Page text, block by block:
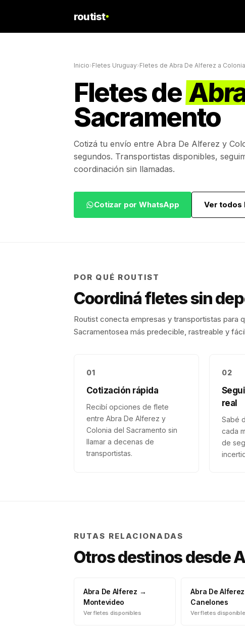
routist
Inicio›Fletes Uruguay›Fletes de Abra De Alferez a
Fletes de
Sacramento
Cotizá tu envío entre Abra De Alferez y
segundos. Transportistas disponibles,
coordinación sin llamadas.
Cotizar por WhatsApp Ver todos
POR QUÉ ROUTIST
Coordiná fletes sin
Routist conecta empresas y transportistas para
Sacramentosea más predecible, rastreable y
01
Cotización rápida
Recibí opciones de flete
entre Abra De Alferez y
Colonia del Sacramento sin
llamar a decenas de
transportistas.
02
real
Sabé
cada
de
RUTAS RELACIONADAS
Otros destinos desde
Abra De Alferez →
Montevideo
Ver fletes disponibles
Abra De Alferez
Canelones
Ver fletes